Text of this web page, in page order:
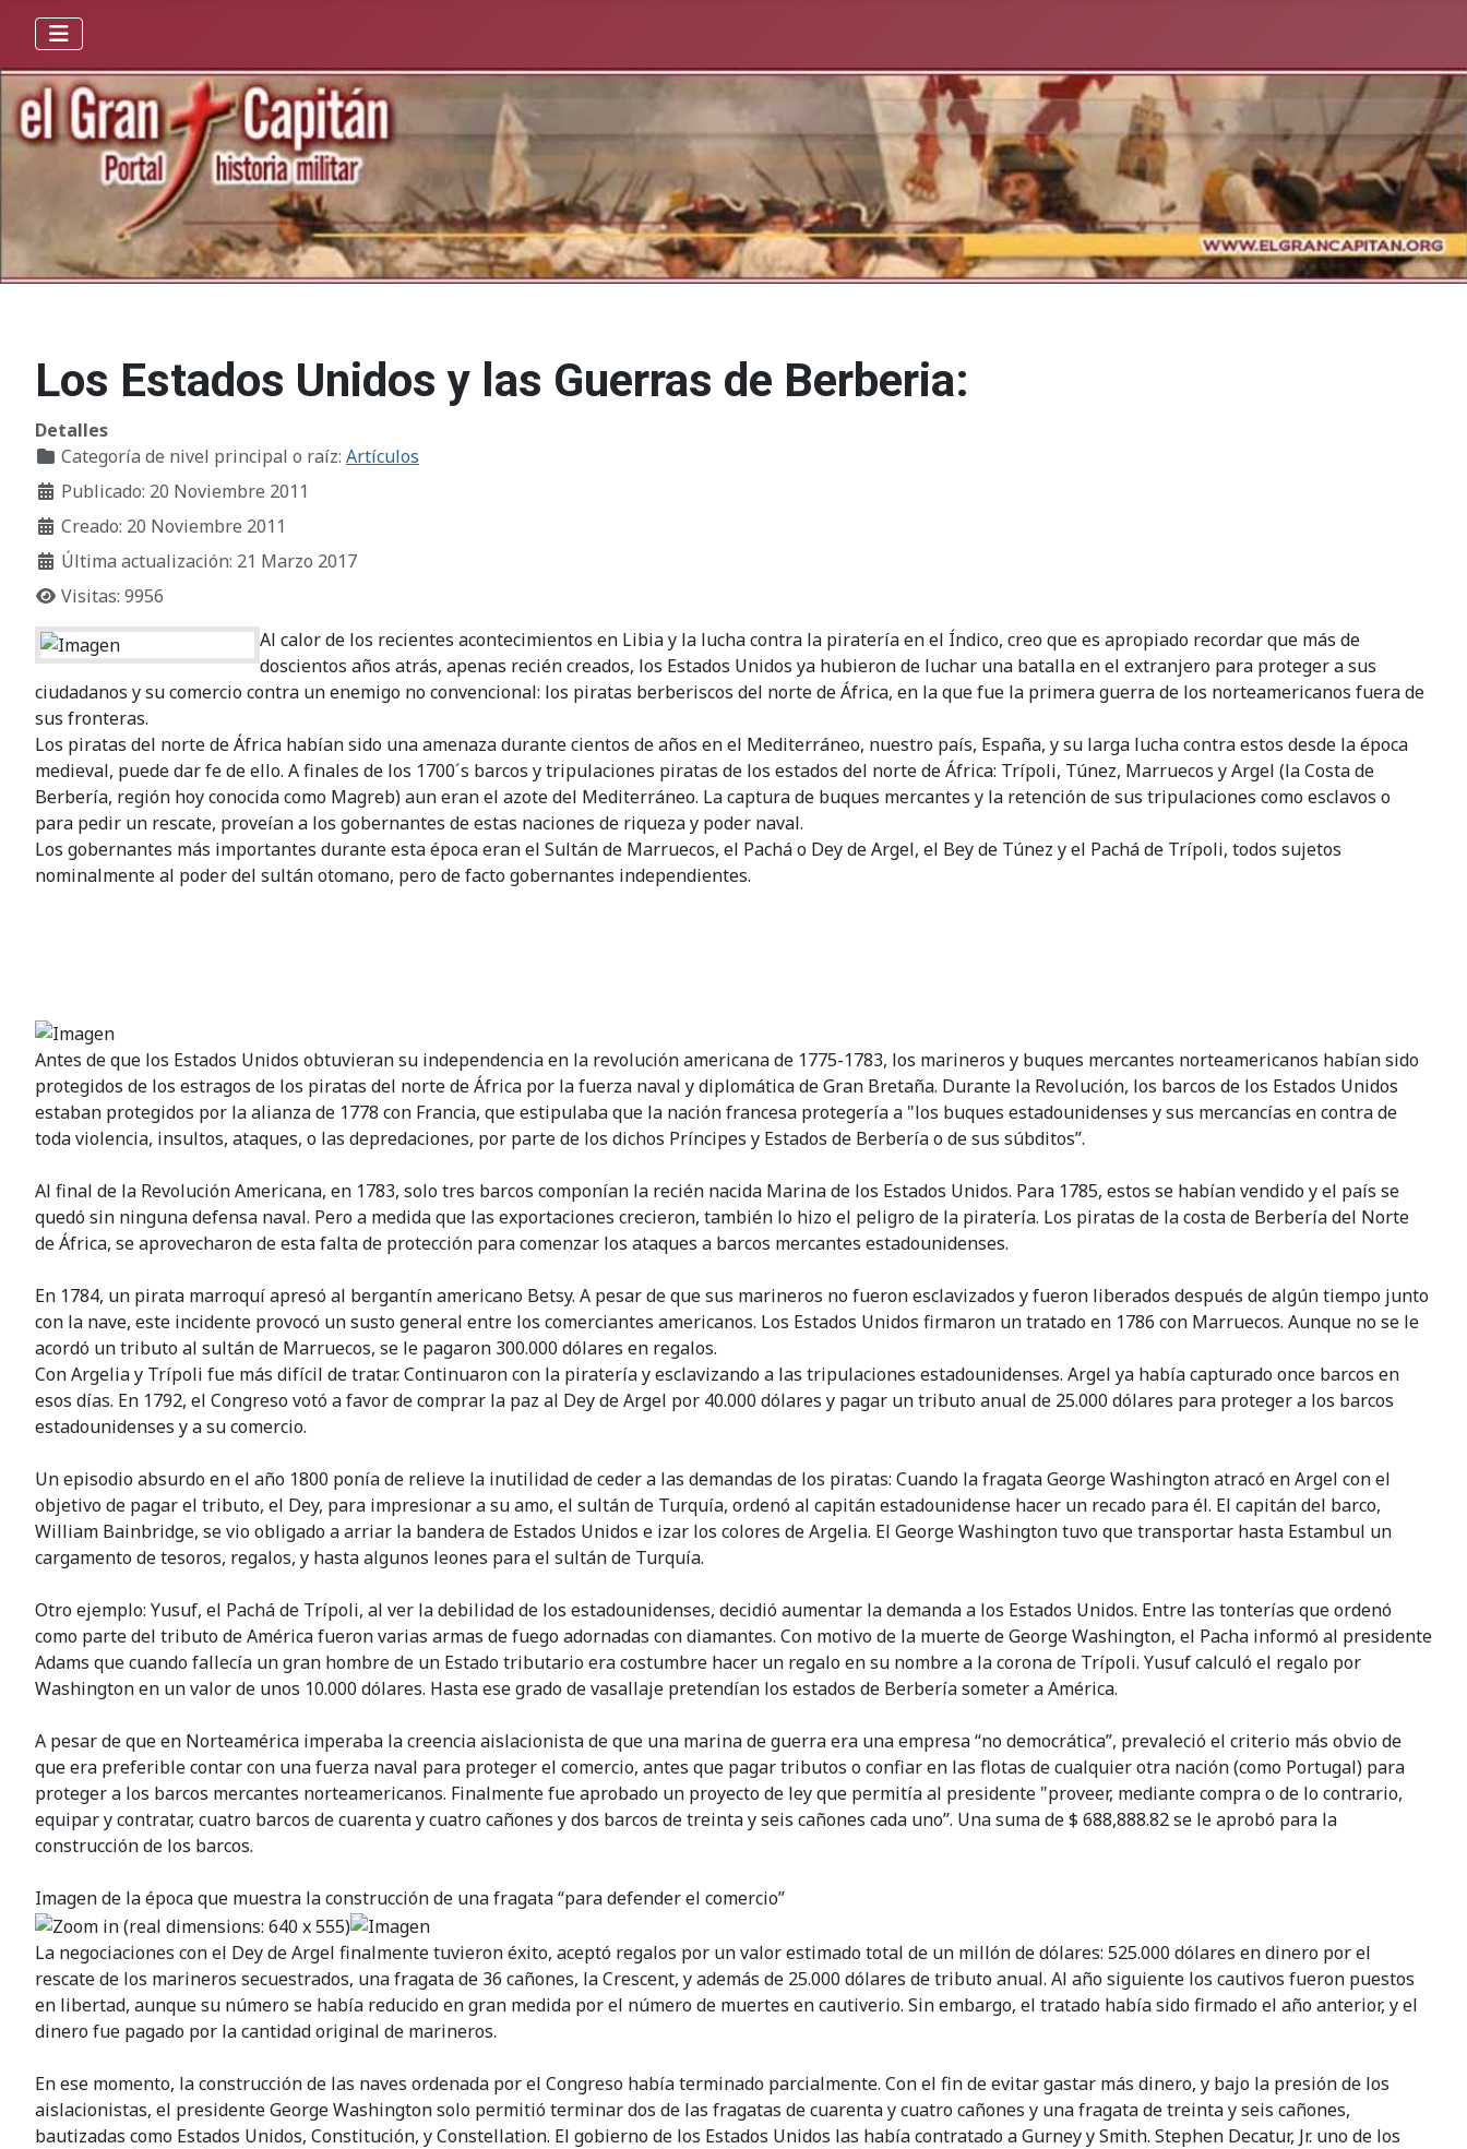
Los Estados Unidos y las Guerras de Berberia:
Detalles
Categoría de nivel principal o raíz: Artículos
Publicado: 20 Noviembre 2011
Creado: 20 Noviembre 2011
Última actualización: 21 Marzo 2017
Visitas: 9956
Al calor de los recientes acontecimientos en Libia y la lucha contra la piratería en el Índico, creo que es apropiado recordar que más de
doscientos años atrás, apenas recién creados, los Estados Unidos ya hubieron de luchar una batalla en el extranjero para proteger a sus
ciudadanos y su comercio contra un enemigo no convencional: los piratas berberiscos del norte de África, en la que fue la primera guerra de los norteamericanos fuera de
sus fronteras.
Los piratas del norte de África habían sido una amenaza durante cientos de años en el Mediterráneo, nuestro país, España, y su larga lucha contra estos desde la época
medieval, puede dar fe de ello. A finales de los 1700´s barcos y tripulaciones piratas de los estados del norte de África: Trípoli, Túnez, Marruecos y Argel (la Costa de
Berbería, región hoy conocida como Magreb) aun eran el azote del Mediterráneo. La captura de buques mercantes y la retención de sus tripulaciones como esclavos o
para pedir un rescate, proveían a los gobernantes de estas naciones de riqueza y poder naval.
Los gobernantes más importantes durante esta época eran el Sultán de Marruecos, el Pachá o Dey de Argel, el Bey de Túnez y el Pachá de Trípoli, todos sujetos
nominalmente al poder del sultán otomano, pero de facto gobernantes independientes.
Antes de que los Estados Unidos obtuvieran su independencia en la revolución americana de 1775-1783, los marineros y buques mercantes norteamericanos habían sido
protegidos de los estragos de los piratas del norte de África por la fuerza naval y diplomática de Gran Bretaña. Durante la Revolución, los barcos de los Estados Unidos
estaban protegidos por la alianza de 1778 con Francia, que estipulaba que la nación francesa protegería a "los buques estadounidenses y sus mercancías en contra de
toda violencia, insultos, ataques, o las depredaciones, por parte de los dichos Príncipes y Estados de Berbería o de sus súbditos”.
Al final de la Revolución Americana, en 1783, solo tres barcos componían la recién nacida Marina de los Estados Unidos. Para 1785, estos se habían vendido y el país se
quedó sin ninguna defensa naval. Pero a medida que las exportaciones crecieron, también lo hizo el peligro de la piratería. Los piratas de la costa de Berbería del Norte
de África, se aprovecharon de esta falta de protección para comenzar los ataques a barcos mercantes estadounidenses.
En 1784, un pirata marroquí apresó al bergantín americano Betsy. A pesar de que sus marineros no fueron esclavizados y fueron liberados después de algún tiempo junto
con la nave, este incidente provocó un susto general entre los comerciantes americanos. Los Estados Unidos firmaron un tratado en 1786 con Marruecos. Aunque no se le
acordó un tributo al sultán de Marruecos, se le pagaron 300.000 dólares en regalos.
Con Argelia y Trípoli fue más difícil de tratar. Continuaron con la piratería y esclavizando a las tripulaciones estadounidenses. Argel ya había capturado once barcos en
esos días. En 1792, el Congreso votó a favor de comprar la paz al Dey de Argel por 40.000 dólares y pagar un tributo anual de 25.000 dólares para proteger a los barcos
estadounidenses y a su comercio.
Un episodio absurdo en el año 1800 ponía de relieve la inutilidad de ceder a las demandas de los piratas: Cuando la fragata George Washington atracó en Argel con el
objetivo de pagar el tributo, el Dey, para impresionar a su amo, el sultán de Turquía, ordenó al capitán estadounidense hacer un recado para él. El capitán del barco,
William Bainbridge, se vio obligado a arriar la bandera de Estados Unidos e izar los colores de Argelia. El George Washington tuvo que transportar hasta Estambul un
cargamento de tesoros, regalos, y hasta algunos leones para el sultán de Turquía.
Otro ejemplo: Yusuf, el Pachá de Trípoli, al ver la debilidad de los estadounidenses, decidió aumentar la demanda a los Estados Unidos. Entre las tonterías que ordenó
como parte del tributo de América fueron varias armas de fuego adornadas con diamantes. Con motivo de la muerte de George Washington, el Pacha informó al presidente
Adams que cuando fallecía un gran hombre de un Estado tributario era costumbre hacer un regalo en su nombre a la corona de Trípoli. Yusuf calculó el regalo por
Washington en un valor de unos 10.000 dólares. Hasta ese grado de vasallaje pretendían los estados de Berbería someter a América.
A pesar de que en Norteamérica imperaba la creencia aislacionista de que una marina de guerra era una empresa “no democrática”, prevaleció el criterio más obvio de
que era preferible contar con una fuerza naval para proteger el comercio, antes que pagar tributos o confiar en las flotas de cualquier otra nación (como Portugal) para
proteger a los barcos mercantes norteamericanos. Finalmente fue aprobado un proyecto de ley que permitía al presidente "proveer, mediante compra o de lo contrario,
equipar y contratar, cuatro barcos de cuarenta y cuatro cañones y dos barcos de treinta y seis cañones cada uno”. Una suma de $ 688,888.82 se le aprobó para la
construcción de los barcos.
Imagen de la época que muestra la construcción de una fragata “para defender el comercio”
La negociaciones con el Dey de Argel finalmente tuvieron éxito, aceptó regalos por un valor estimado total de un millón de dólares: 525.000 dólares en dinero por el
rescate de los marineros secuestrados, una fragata de 36 cañones, la Crescent, y además de 25.000 dólares de tributo anual. Al año siguiente los cautivos fueron puestos
en libertad, aunque su número se había reducido en gran medida por el número de muertes en cautiverio. Sin embargo, el tratado había sido firmado el año anterior, y el
dinero fue pagado por la cantidad original de marineros.
En ese momento, la construcción de las naves ordenada por el Congreso había terminado parcialmente. Con el fin de evitar gastar más dinero, y bajo la presión de los
aislacionistas, el presidente George Washington solo permitió terminar dos de las fragatas de cuarenta y cuatro cañones y una fragata de treinta y seis cañones,
bautizadas como Estados Unidos, Constitución, y Constellation. El gobierno de los Estados Unidos las había contratado a Gurney y Smith. Stephen Decatur, Jr. uno de los